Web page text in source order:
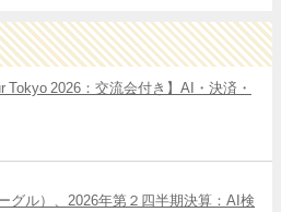
Tokyo 2026：交流会付き】AI・決済・
グル）、2026年第２四半期決算：AI検